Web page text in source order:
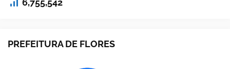
PREFEITURA DE FLORES